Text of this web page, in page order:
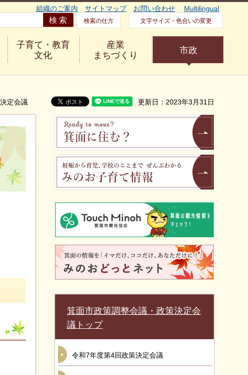
組織のご案内 サイトマップ お問い合わせ Multilingual
検索の仕方 文字サイズ・色合いの変更
子育て・教育
文化
産業
まちづくり
市政
定会議 更新日：2023年3月31日
箕面市政策調整会議・政策決定会
議トップ
令和7年度第4回政策決定会議